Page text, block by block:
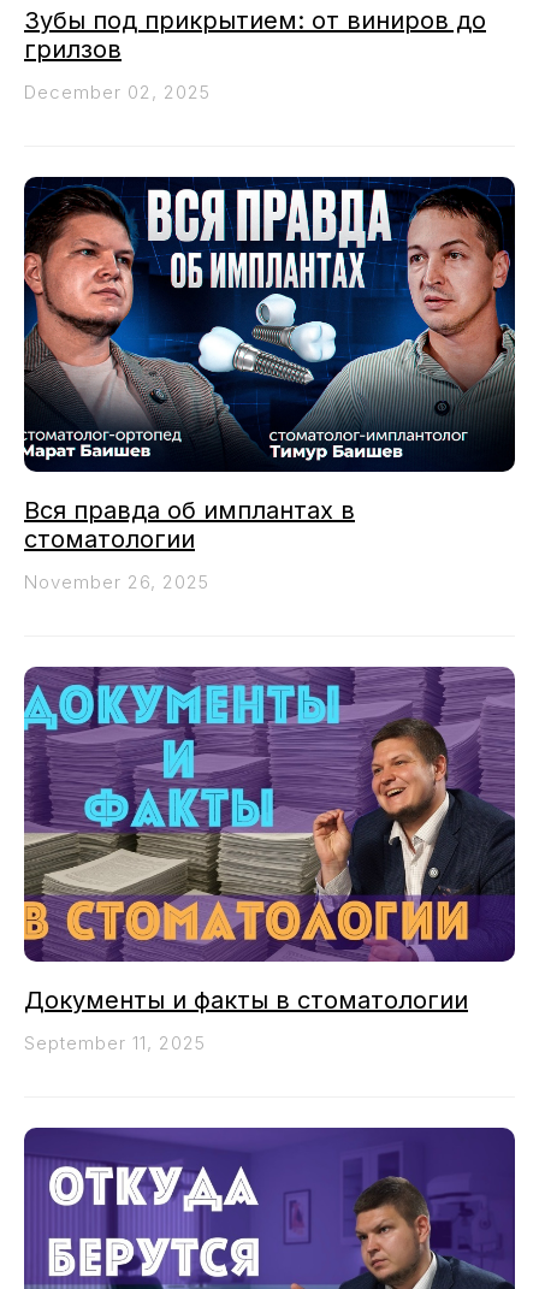
Зубы под прикрытием: от виниров до
грилзов
December 02, 2025
Вся правда об имплантах в
стоматологии
November 26, 2025
Документы и факты в стоматологии
September 11, 2025